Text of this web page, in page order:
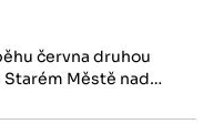
června druhou
Městě nad
návštěvníků.